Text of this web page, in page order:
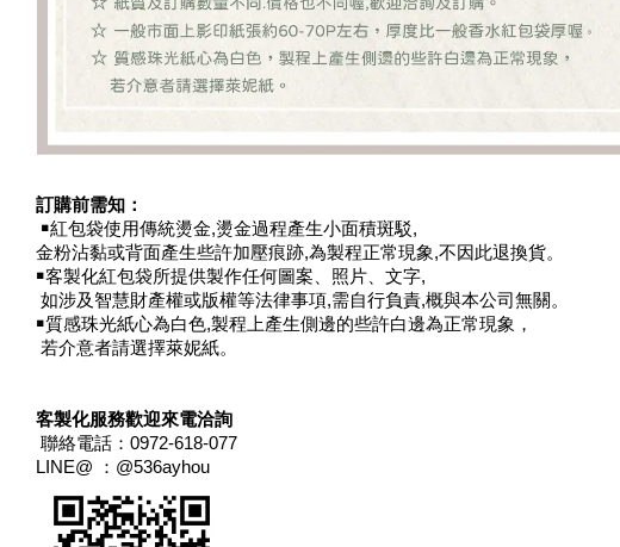
訂購前需知：
￭紅包袋使用傳統燙金,燙金過程產生小面積斑駁,
金粉沾黏或背面產生些許加壓痕跡,為製程正常現象,不因此退換貨。
￭客製化紅包袋所提供製作任何圖案、照片、文字,
如涉及智慧財產權或版權等法律事項,需自行負責,概與本公司無關。
￭質感珠光紙心為白色,製程上產生側邊的些許白邊為正常現象，
若介意者請選擇萊妮紙。
客製化服務歡迎來電洽詢
聯絡電話：0972-618-077
LINE@ ：@536ayhou